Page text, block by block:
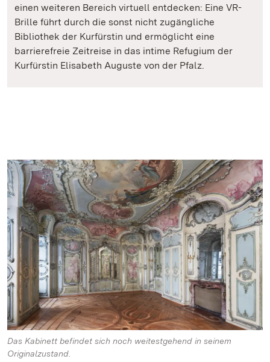
einen weiteren Bereich virtuell entdecken: Eine VR-
Brille führt durch die sonst nicht zugängliche
Bibliothek der Kurfürstin und ermöglicht eine
barrierefreie Zeitreise in das intime Refugium der
Kurfürstin Elisabeth Auguste von der Pfalz.
Das Kabinett befindet sich noch weitestgehend in seinem
Originalzustand.